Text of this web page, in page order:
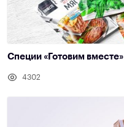
Специи «Готовим вместе»
4302